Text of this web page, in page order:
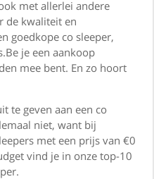
met allerlei andere
de kwaliteit en
goedkope co sleeper,
je een aankoop
mee bent. En zo hoort
te geven aan een co
niet, want bij
met een prijs van €0
vind je in onze top-10